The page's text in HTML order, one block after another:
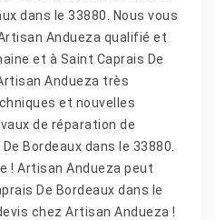
dans le 33880. Nous vous
Andueza qualifié et
et à Saint Caprais De
Andueza très
et nouvelles
de réparation de
Bordeaux dans le 33880.
! Artisan Andueza peut
De Bordeaux dans le
chez Artisan Andueza !